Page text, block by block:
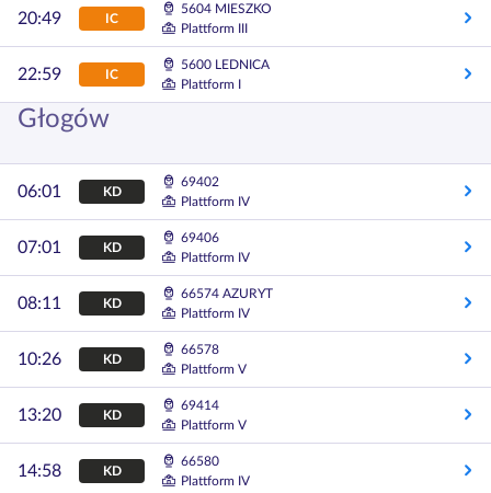
20:49 IC
5604 MIESZKO
Plattform III
22:59 IC
5600 LEDNICA
Plattform I
Głogów
06:01 KD
69402
Plattform IV
07:01 KD
69406
Plattform IV
08:11 KD
66574 AZURYT
Plattform IV
10:26 KD
66578
Plattform V
13:20 KD
69414
Plattform V
14:58 KD
66580
Plattform IV